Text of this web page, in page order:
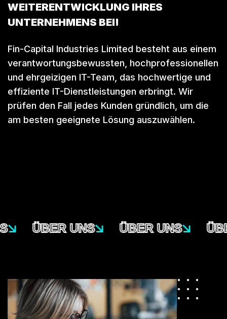
WEITERENTWICKLUNG IHRES
UNTERNEHMENS BEI!
Fin-Capital Industries Limited besteht aus einem
verantwortungsbewussten, hochprofessionellen
und ehrgeizigen IT-Team, das hochwertige und
effiziente IT-Dienstleistungen erbringt. Wir
prüfen den Fall jedes Kunden gründlich, um die
am besten geeignete Lösung auszuwählen.
ÜBER UNS ÜBER UNS